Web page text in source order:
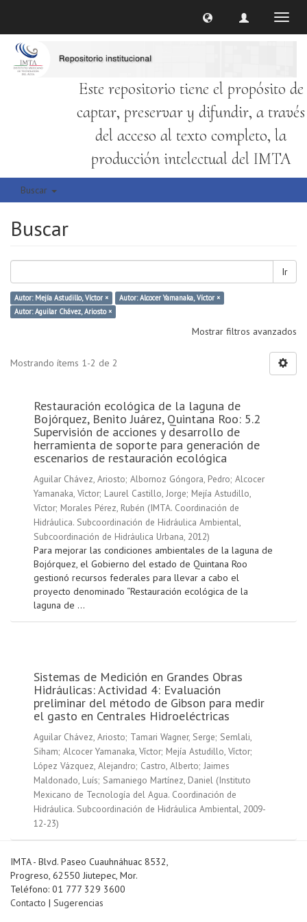
Este repositorio tiene el propósito de
captar, preservar y difundir, a través
del acceso al texto completo, la
producción intelectual del IMTA
Buscar
Buscar
Ir
Autor: Mejía Astudillo, Víctor ×
Autor: Alcocer Yamanaka, Víctor ×
Autor: Aguilar Chávez, Ariosto ×
Mostrar filtros avanzados
Mostrando ítems 1-2 de 2
Restauración ecológica de la laguna de
Bojórquez, Benito Juárez, Quintana Roo: 5.2
Supervisión de acciones y desarrollo de
herramienta de soporte para generación de
escenarios de restauración ecológica
Aguilar Chávez, Ariosto; Albornoz Góngora, Pedro; Alcocer
Yamanaka, Víctor; Laurel Castillo, Jorge; Mejía Astudillo,
Víctor; Morales Pérez, Rubén (IMTA. Coordinación de
Hidráulica. Subcoordinación de Hidráulica Ambiental,
Subcoordinación de Hidráulica Urbana, 2012)
Para mejorar las condiciones ambientales de la laguna de
Bojórquez, el Gobierno del estado de Quintana Roo
gestionó recursos federales para llevar a cabo el
proyecto denominado “Restauración ecológica de la
laguna de ...
Sistemas de Medición en Grandes Obras
Hidráulicas: Actividad 4: Evaluación
preliminar del método de Gibson para medir
el gasto en Centrales Hidroeléctricas
Aguilar Chávez, Ariosto; Tamari Wagner, Serge; Semlali,
Siham; Alcocer Yamanaka, Víctor; Mejía Astudillo, Víctor;
López Vázquez, Alejandro; Castro, Alberto; Jaimes
Maldonado, Luís; Samaniego Martínez, Daniel (Instituto
Mexicano de Tecnología del Agua. Coordinación de
Hidráulica. Subcoordinación de Hidráulica Ambiental, 2009-
12-23)
IMTA - Blvd. Paseo Cuauhnáhuac 8532,
Progreso, 62550 Jiutepec, Mor.
Teléfono: 01 777 329 3600
Contacto | Sugerencias